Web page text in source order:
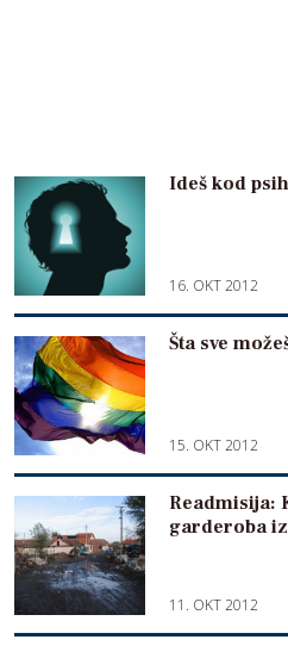
Ideš kod
16. OKT 2012
Šta sve
15. OKT 2012
Readmisija:
garderoba
11. OKT 2012